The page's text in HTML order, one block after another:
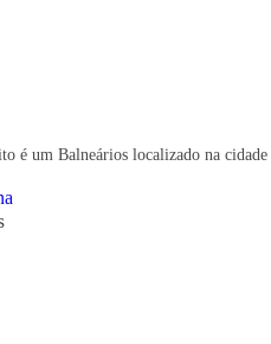
é um Balneários localizado na cidade